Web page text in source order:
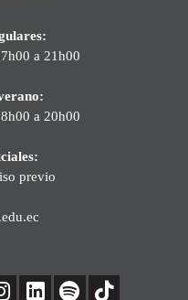
a 21h00
a 20h00
previo